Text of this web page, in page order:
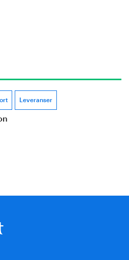
Leveranser